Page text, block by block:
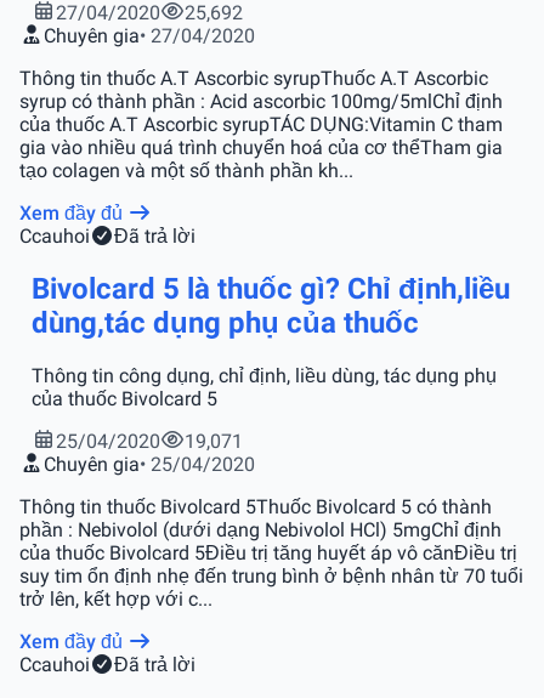
27/04/2020
25,692
Chuyên gia• 27/04/2020
Thông tin thuốc A.T Ascorbic syrupThuốc A.T Ascorbic
syrup có thành phần : Acid ascorbic 100mg/5mlChỉ định
của thuốc A.T Ascorbic syrupTÁC DỤNG:Vitamin C tham
gia vào nhiều quá trình chuyển hoá của cơ thểTham gia
tạo colagen và một số thành phần kh...
Xem đầy đủ
Ccauhoi Đã trả lời
Bivolcard 5 là thuốc gì? Chỉ định,liều
dùng,tác dụng phụ của thuốc
Thông tin công dụng, chỉ định, liều dùng, tác dụng phụ
của thuốc Bivolcard 5
25/04/2020
19,071
Chuyên gia• 25/04/2020
Thông tin thuốc Bivolcard 5Thuốc Bivolcard 5 có thành
phần : Nebivolol (dưới dạng Nebivolol HCl) 5mgChỉ định
của thuốc Bivolcard 5Điều trị tăng huyết áp vô cănĐiều trị
suy tim ổn định nhẹ đến trung bình ở bệnh nhân từ 70 tuổi
trở lên, kết hợp với c...
Xem đầy đủ
Ccauhoi Đã trả lời